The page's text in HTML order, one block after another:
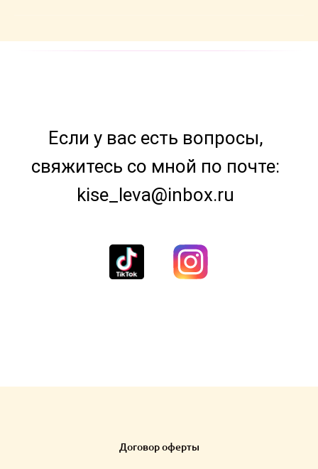
Если у вас есть вопросы,
свяжитесь со мной по почте:
kise_leva@inbox.ru
Договор оферты